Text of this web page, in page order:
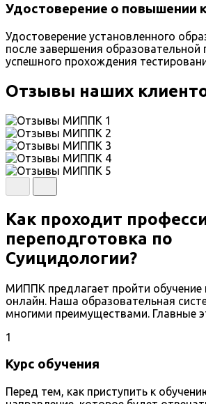
Удостоверение о повышении
Удостоверение установленного
после завершения
успешного прохождения
Отзывы наших
Как проходит
переподготовка по
Суицидологии?
МИППК предлагает пройти обучение
онлайн. Наша образовательная
многими преимуществами. Главные
1
Курс обучения
Перед тем, как приступить к